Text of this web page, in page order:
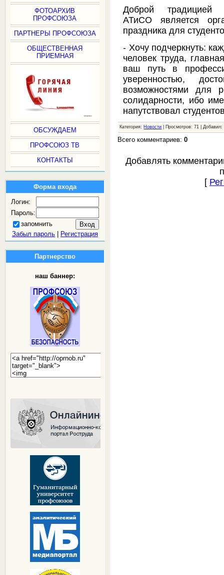
ФОТОАРХИВ
ПРОФСОЮЗА
ПАРТНЕРЫ ПРОФСОЮЗА
ОБЩЕСТВЕННАЯ
ПРИЕМНАЯ
ОБСУЖДАЕМ
ПРОФСОЮЗ ТВ
КОНТАКТЫ
Форма входа
Логин:
Пароль:
запомнить
Забыл пароль| Регистрация
Партнерство
наш баннер:
Доброй
АТиСО является
праздника для
- Хочу подчеркнуть:
человек труда,
ваш путь в
уверенностью,
возможностями для
солидарности, ибо
напутствовал
Категория: Новости | Просмотров: 71 | Добавил:
Всего комментариев:0
Добавлять
[